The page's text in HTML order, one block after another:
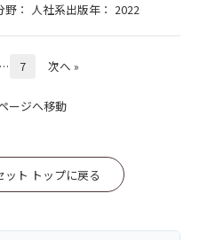
人社系 2022
… 7 次へ »
ージへ移動
ト トップに戻る